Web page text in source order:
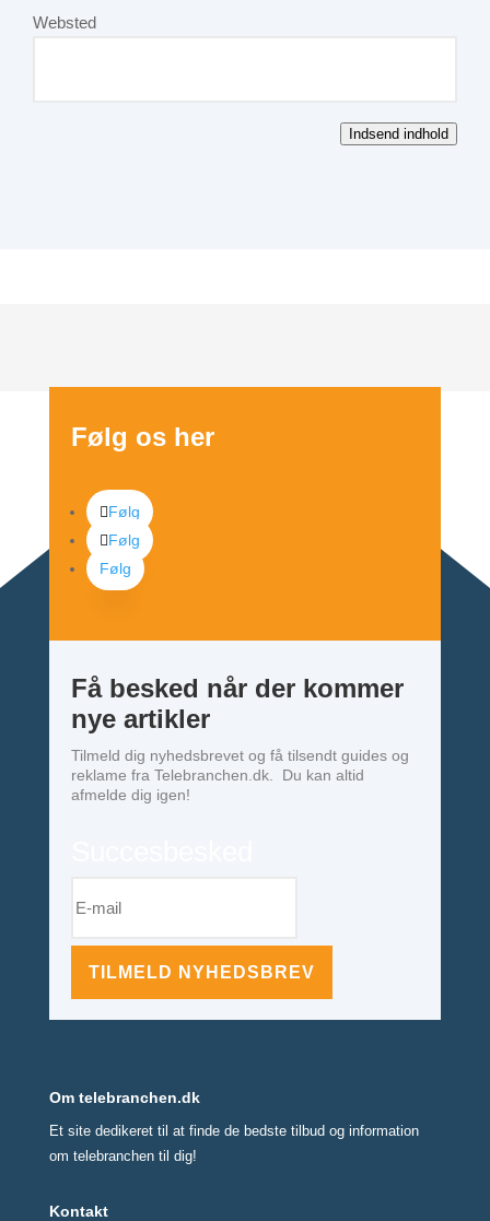
Websted
Indsend indhold
Følg os her
Følg
Følg
Følg
Få besked når der kommer
nye artikler
Tilmeld dig nyhedsbrevet og få tilsendt guides og
reklame fra Telebranchen.dk. Du kan altid
afmelde dig igen!
TILMELD NYHEDSBREV
Om telebranchen.dk
Et site dedikeret til at finde de bedste tilbud og information
om telebranchen til dig!
Kontakt